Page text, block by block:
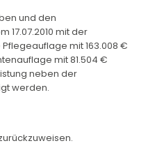
und den
17.07.2010 mit der
mit 163.008 €
mit 81.504 €
neben der
werden.